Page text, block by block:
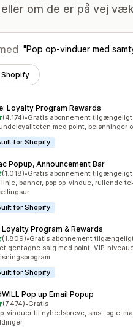
om de er på vej
Pop op-vinduer med
Loyalty Program Rewards
af 5 stjerner
(4.174)
anmeldelser i alt
•Gratis abonnement tilgængeligt
med point, belønninger
for Shopify
Popup, Announcement Bar
af 5 stjerner
(1.018)
anmeldelser i alt
•Gratis abonnement tilgængeligt
banner, pop op-vindue, rullende
for Shopify
Loyalty Program & Rewards
af 5 stjerner
(1.809)
anmeldelser i alt
•Gratis abonnement
gentagne salg med point, VIP-
for Shopify
Pop up Email Popup
af 5 stjerner
(7.474) i alt
•Gratis
vinduer til nyhedsbreve, sms- og e-